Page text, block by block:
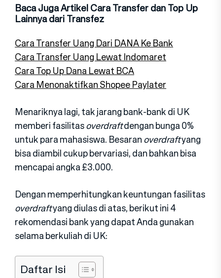
Baca Juga Artikel Cara Transfer dan Top Up
Lainnya dari Transfez
Cara Transfer Uang Dari DANA Ke Bank
Cara Transfer Uang Lewat Indomaret
Cara Top Up Dana Lewat BCA
Cara Menonaktifkan Shopee Paylater
Menariknya lagi, tak jarang bank-bank di UK
memberi fasilitasoverdraftdengan bunga 0%
untuk para mahasiswa. Besaranoverdraftyang
bisa diambil cukup bervariasi, dan bahkan bisa
mencapai angka £3.000.
Dengan memperhitungkan keuntungan fasilitas
overdraftyang diulas di atas, berikut ini 4
rekomendasi bank yang dapat Anda gunakan
selama berkuliah di UK:
Daftar Isi